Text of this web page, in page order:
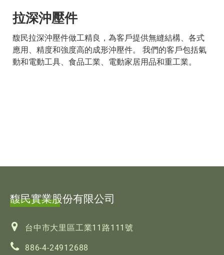
拉深沖壓件
馥民拉深沖壓件做工精良，為客戶提供無縫結構、各式
應用、精度和強度高的成形沖壓件。 我們的客戶包括氣
動和電動工具、食品工業、電動家居用品和重工業。
馥民實業股份有限公司
台中市大里區工業11路111號
886-4-24912688